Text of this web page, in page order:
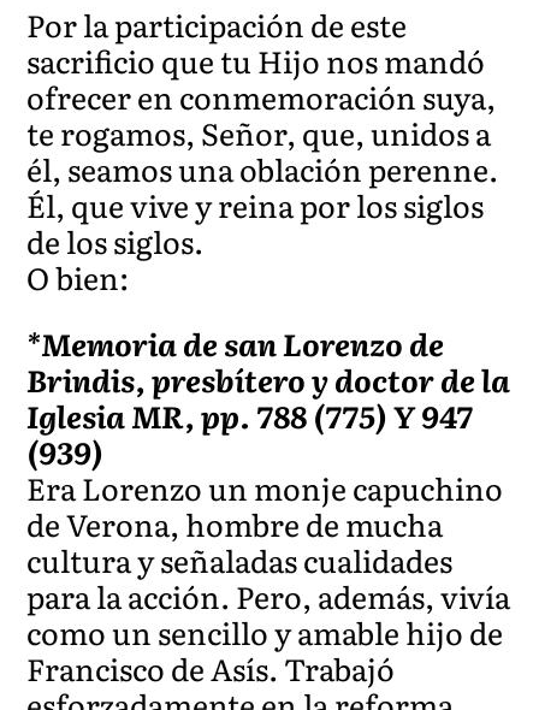
Por la participación de este
sacrificio que tu Hijo nos mandó
ofrecer en conmemoración suya,
te rogamos, Señor, que, unidos a
él, seamos una oblación perenne.
Él, que vive y reina por los siglos
de los siglos.
O bien:
*Memoria de san Lorenzo de
Brindis, presbítero y doctor de la
Iglesia MR, pp. 788 (775) Y 947
(939)
Era Lorenzo un monje capuchino
de Verona, hombre de mucha
cultura y señaladas cualidades
para la acción. Pero, además, vivía
como un sencillo y amable hijo de
Francisco de Asís. Trabajó